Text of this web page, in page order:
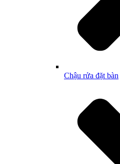
Chậu rửa đặt bàn